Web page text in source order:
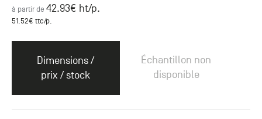
à partir de 42.93€ ht/p.
51.52€ ttc/p.
Dimensions /
prix / stock
Échantillon non
disponible